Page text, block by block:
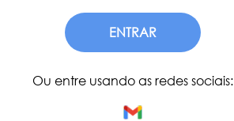
ENTRAR
Ou entre usando as redes sociais: